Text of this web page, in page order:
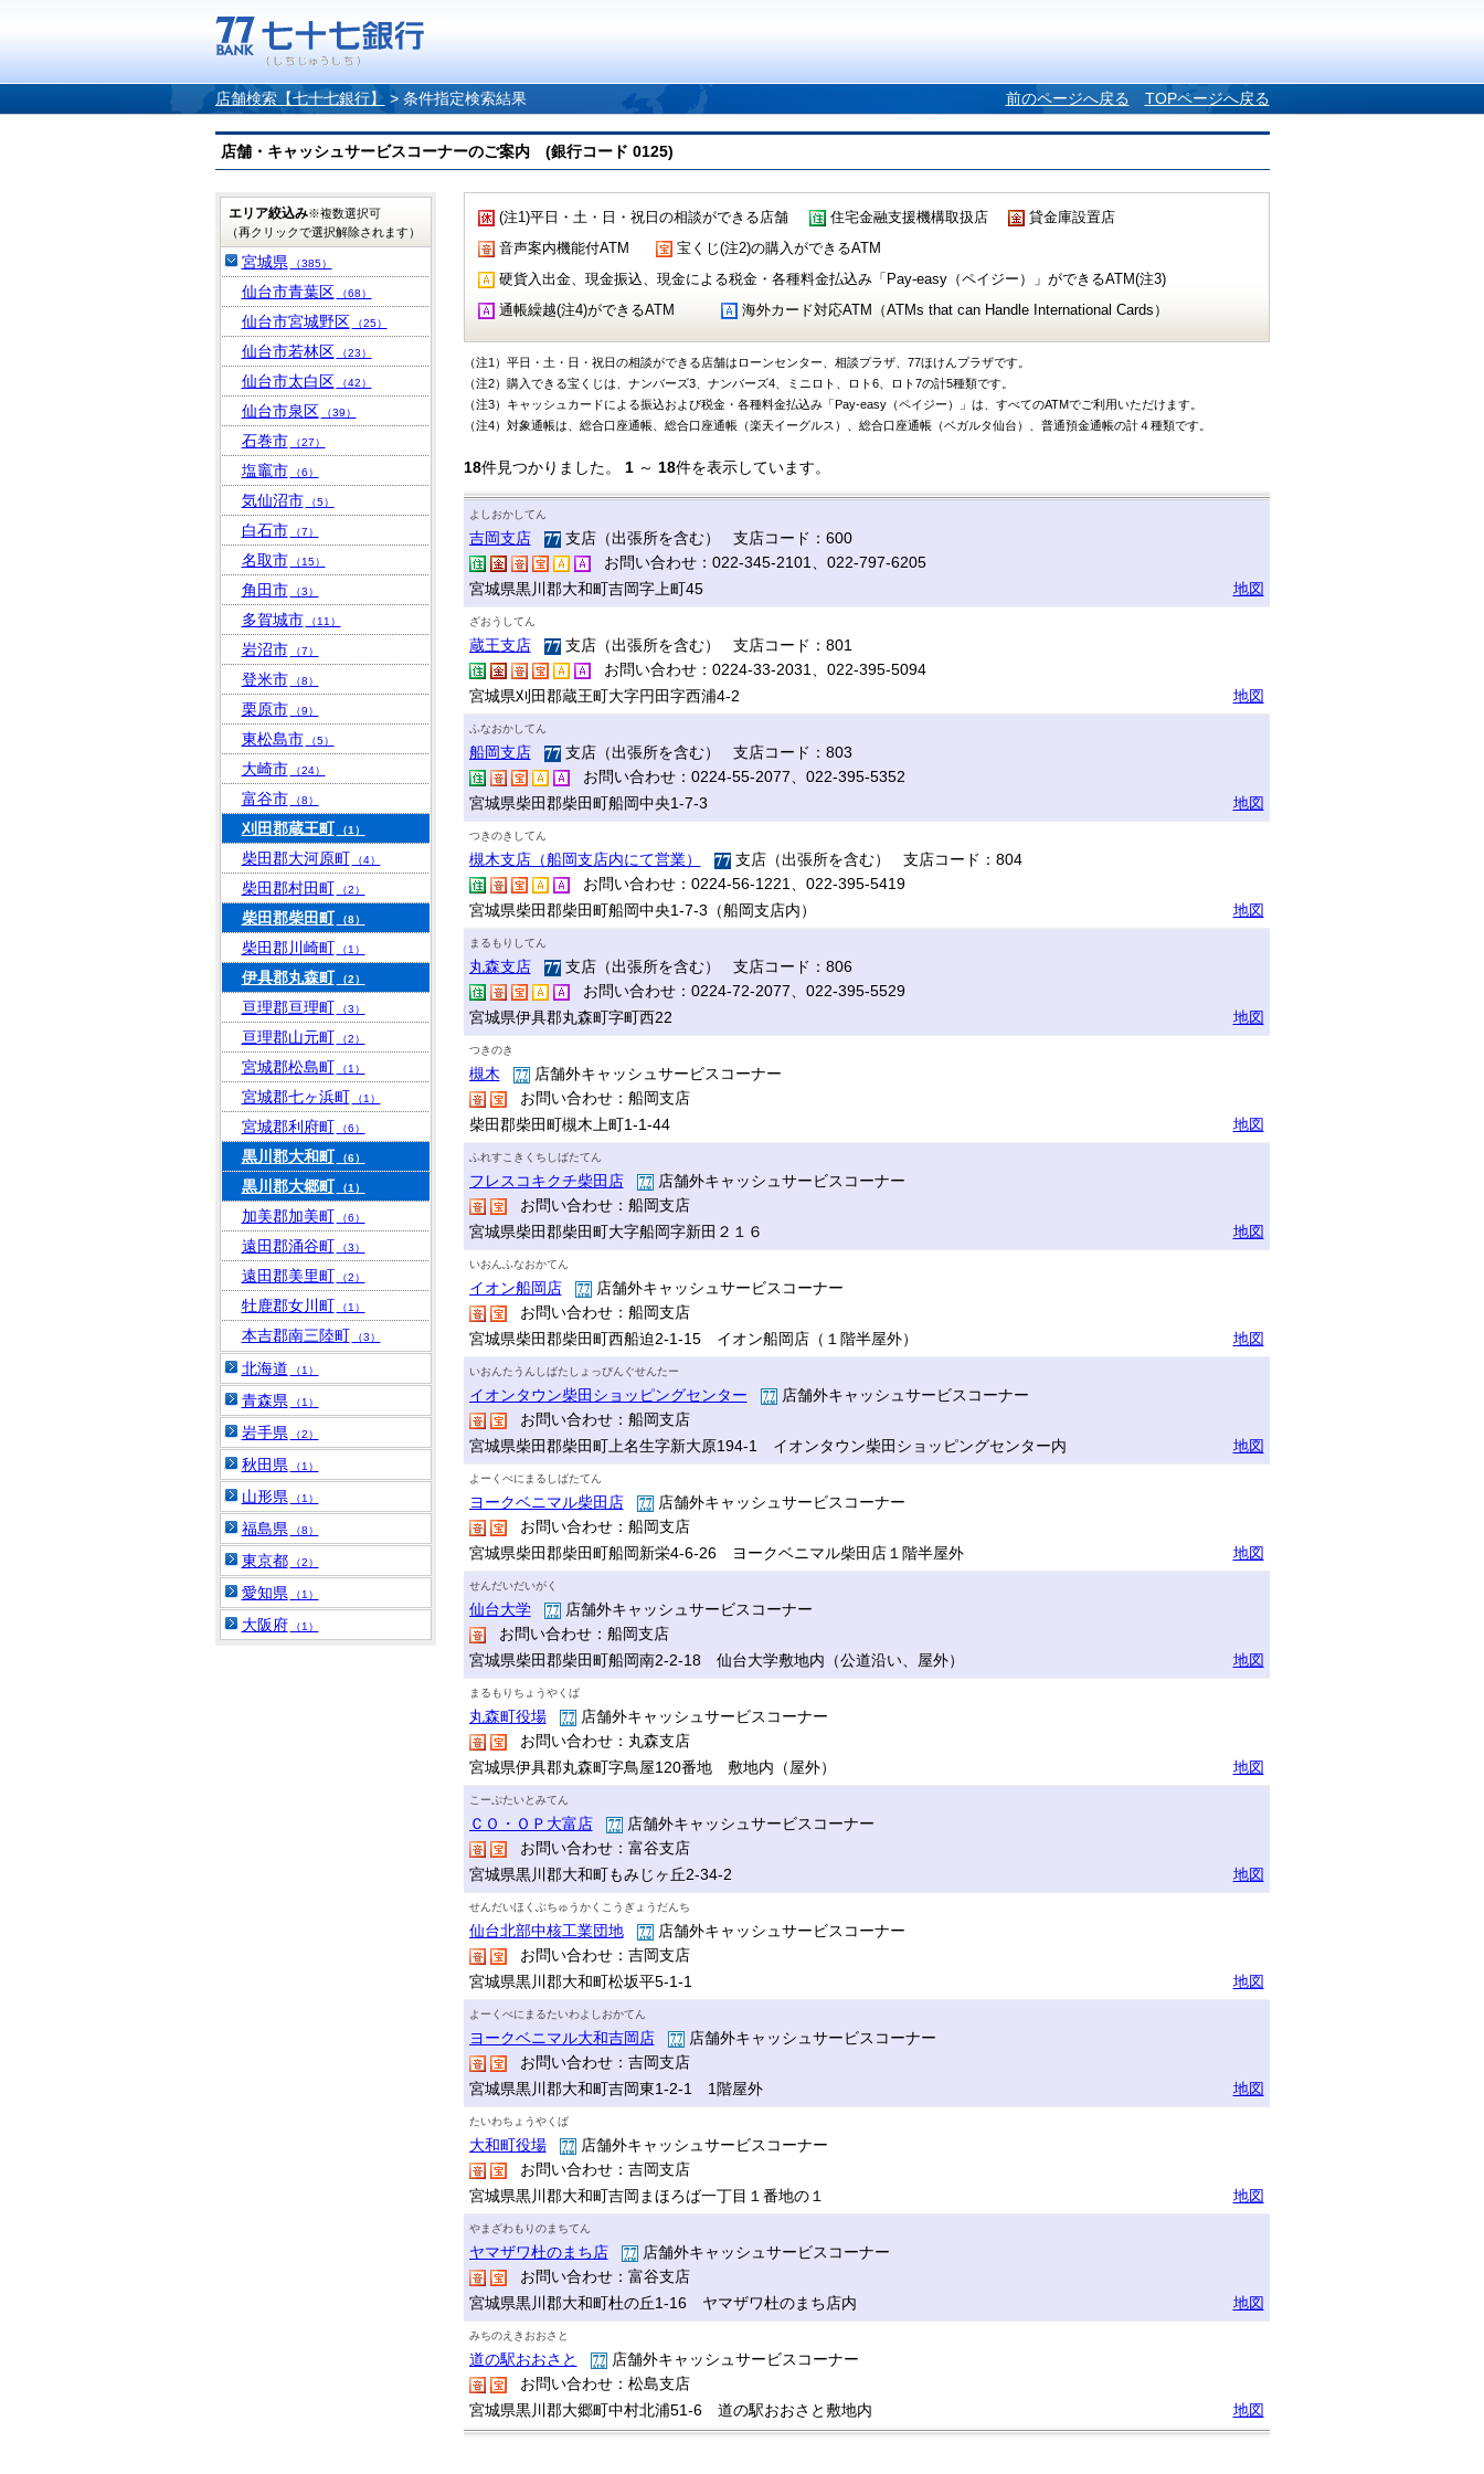
店舗検索【七十七銀行】 > 条件指定検索結果 前のページへ戻る TOPページへ戻る
店舗・キャッシュサービスコーナーのご案内 (銀行コード 0125)
(注1)平日・土・日・祝日の相談ができる店舗 住宅金融支援機構取扱店
貸金庫設置店
音声案内機能付ATM
宝くじ(注2)の購入ができるATM
硬貨入出金、現金振込、現金による税金・各種料金払込み「Pay-easy（ペイジー）」ができるATM(注3)
通帳繰越(注4)ができるATM
海外カード対応ATM（ATMs that can Handle International Cards）
（注1）平日・土・日・祝日の相談ができる店舗はローンセンター、相談プラザ、77ほけんプラザです。
（注2）購入できる宝くじは、ナンバーズ3、ナンバーズ4、ミニロト、ロト6、ロト7の計5種類です。
（注3）キャッシュカードによる振込および税金・各種料金払込み「Pay-easy（ペイジー）」は、すべてのATMでご利用いただけます。
（注4）対象通帳は、総合口座通帳、総合口座通帳（楽天イーグルス）、総合口座通帳（ベガルタ仙台）、普通預金通帳の計４種類です。
18件見つかりました。 1～ 18件を表示しています。
よしおかしてん
吉岡支店
支店（出張所を含む） 支店コード：600
お問い合わせ：022-345-2101、022-797-6205
宮城県黒川郡大和町吉岡字上町45
地図
ざおうしてん
蔵王支店
支店（出張所を含む） 支店コード：801
お問い合わせ：0224-33-2031、022-395-5094
宮城県刈田郡蔵王町大字円田字西浦4-2
地図
ふなおかしてん
船岡支店
支店（出張所を含む） 支店コード：803
お問い合わせ：0224-55-2077、022-395-5352
宮城県柴田郡柴田町船岡中央1-7-3
地図
つきのきしてん
槻木支店（船岡支店内にて営業）
支店（出張所を含む） 支店コード：804
お問い合わせ：0224-56-1221、022-395-5419
宮城県柴田郡柴田町船岡中央1-7-3（船岡支店内）
地図
まるもりしてん
丸森支店
支店（出張所を含む） 支店コード：806
お問い合わせ：0224-72-2077、022-395-5529
宮城県伊具郡丸森町字町西22
地図
つきのき
槻木
店舗外キャッシュサービスコーナー
お問い合わせ：船岡支店
柴田郡柴田町槻木上町1-1-44
地図
ふれすこきくちしばたてん
フレスコキクチ柴田店
店舗外キャッシュサービスコーナー
お問い合わせ：船岡支店
宮城県柴田郡柴田町大字船岡字新田２１６
地図
いおんふなおかてん
イオン船岡店
店舗外キャッシュサービスコーナー
お問い合わせ：船岡支店
宮城県柴田郡柴田町西船迫2-1-15 イオン船岡店（１階半屋外）
地図
いおんたうんしばたしょっぴんぐせんたー
イオンタウン柴田ショッピングセンター
店舗外キャッシュサービスコーナー
お問い合わせ：船岡支店
宮城県柴田郡柴田町上名生字新大原194-1 イオンタウン柴田ショッピングセンター内
地図
よーくべにまるしばたてん
ヨークベニマル柴田店
店舗外キャッシュサービスコーナー
お問い合わせ：船岡支店
宮城県柴田郡柴田町船岡新栄4-6-26 ヨークベニマル柴田店１階半屋外
地図
せんだいだいがく
仙台大学
店舗外キャッシュサービスコーナー
お問い合わせ：船岡支店
宮城県柴田郡柴田町船岡南2-2-18 仙台大学敷地内（公道沿い、屋外）
地図
まるもりちょうやくば
丸森町役場
店舗外キャッシュサービスコーナー
お問い合わせ：丸森支店
宮城県伊具郡丸森町字鳥屋120番地 敷地内（屋外）
地図
こーぷたいとみてん
ＣＯ・ＯＰ大富店
店舗外キャッシュサービスコーナー
お問い合わせ：富谷支店
宮城県黒川郡大和町もみじヶ丘2-34-2
地図
せんだいほくぶちゅうかくこうぎょうだんち
仙台北部中核工業団地
店舗外キャッシュサービスコーナー
お問い合わせ：吉岡支店
宮城県黒川郡大和町松坂平5-1-1
地図
よーくべにまるたいわよしおかてん
ヨークベニマル大和吉岡店
店舗外キャッシュサービスコーナー
お問い合わせ：吉岡支店
宮城県黒川郡大和町吉岡東1-2-1 1階屋外
地図
たいわちょうやくば
大和町役場
店舗外キャッシュサービスコーナー
お問い合わせ：吉岡支店
宮城県黒川郡大和町吉岡まほろば一丁目１番地の１
地図
やまざわもりのまちてん
ヤマザワ杜のまち店
店舗外キャッシュサービスコーナー
お問い合わせ：富谷支店
宮城県黒川郡大和町杜の丘1-16 ヤマザワ杜のまち店内
地図
みちのえきおおさと
道の駅おおさと
店舗外キャッシュサービスコーナー
お問い合わせ：松島支店
宮城県黒川郡大郷町中村北浦51-6 道の駅おおさと敷地内
地図
エリア絞込み※複数選択可
（再クリックで選択解除されます）
宮城県 （385）
仙台市青葉区 （68）
仙台市宮城野区 （25）
仙台市若林区 （23）
仙台市太白区 （42）
仙台市泉区 （39）
石巻市 （27）
塩竈市 （6）
気仙沼市 （5）
白石市 （7）
名取市 （15）
角田市 （3）
多賀城市 （11）
岩沼市 （7）
登米市 （8）
栗原市 （9）
東松島市 （5）
大崎市 （24）
富谷市 （8）
刈田郡蔵王町 （1）
柴田郡大河原町 （4）
柴田郡村田町 （2）
柴田郡柴田町 （8）
柴田郡川崎町 （1）
伊具郡丸森町 （2）
亘理郡亘理町 （3）
亘理郡山元町 （2）
宮城郡松島町 （1）
宮城郡七ヶ浜町 （1）
宮城郡利府町 （6）
黒川郡大和町 （6）
黒川郡大郷町 （1）
加美郡加美町 （6）
遠田郡涌谷町 （3）
遠田郡美里町 （2）
牡鹿郡女川町 （1）
本吉郡南三陸町 （3）
北海道 （1）
青森県 （1）
岩手県 （2）
秋田県 （1）
山形県 （1）
福島県 （8）
東京都 （2）
愛知県 （1）
大阪府 （1）